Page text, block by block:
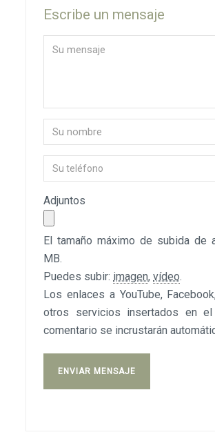
Escribe un mensaje
Adjuntos
El tamaño máximo de subida de
MB.
Puedes subir: imagen,vídeo.
Los enlaces a YouTube,
otros servicios insertados en
comentario se incrustarán